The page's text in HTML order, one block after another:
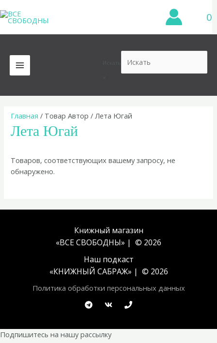
к
содержимому
0
MAIN
MENU
Главная / Товар Автор / Лета Югай
Лета Югай
Товаров, соответствующих вашему запросу, не
обнаружено.
Книжный магазин
«ВСЕ СВОБОДНЫ» | © 2026
Наш подкаст
«КНИЖНЫЙ САБРАЖ» | © 2026
Политика обработки персональных данных
Подпишитесь на нашу рассылку